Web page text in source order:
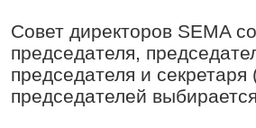
Совет директоров SEMA
председателя,
председателя и
председателей